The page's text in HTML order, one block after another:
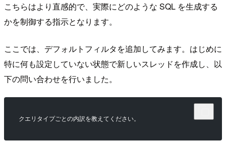
こちらはより直感的で、実際にどのような SQL を生成する
かを制御する指示となります。
ここでは、デフォルトフィルタを追加してみます。はじめに
特に何も設定していない状態で新しいスレッドを作成し、以
下の問い合わせを行いました。
クエリタイプごとの内訳を教えてください。